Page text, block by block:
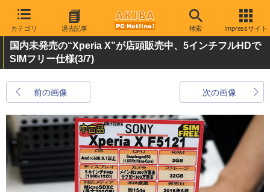
カテゴリ 過去記事 検索 Impressサイト
国内未発売の“Xperia X”が店頭販売中、5インチフルHDで
SIMフリー仕様(3/7)
前の画像 次の画像